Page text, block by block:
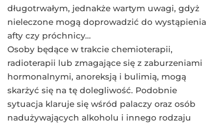
długotrwałym, jednakże wartym uwagi, gdyż
nieleczone mogą doprowadzić do wystąpienia
afty czy próchnicy…
Osoby będące w trakcie chemioterapii,
radioterapii lub zmagające się z zaburzeniami
hormonalnymi, anoreksją i bulimią, mogą
skarżyć się na tę dolegliwość. Podobnie
sytuacja klaruje się wśród palaczy oraz osób
nadużywających alkoholu i innego rodzaju